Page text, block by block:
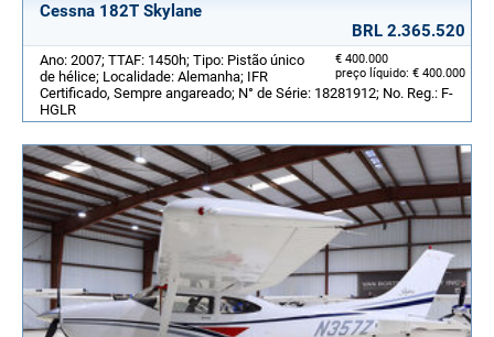
Cessna 182T Skylane
BRL 2.365.520
€ 400.000
preço líquido: € 400.000
Ano: 2007; TTAF: 1450h; Tipo: Pistão único
de hélice; Localidade: Alemanha; IFR
Certificado, Sempre angareado; N° de Série: 18281912; No. Reg.: F-
HGLR